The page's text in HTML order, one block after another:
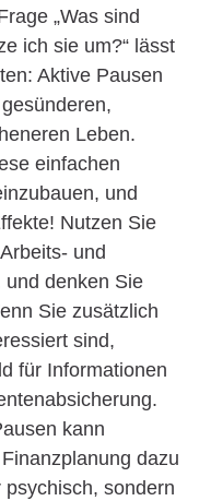
„Was sind
ich sie um?“ lässt
Aktive Pausen
Leben.
einfachen
und
Nutzen Sie
und
und denken Sie
Sie zusätzlich
sind,
für Informationen
kann
dazu
sondern